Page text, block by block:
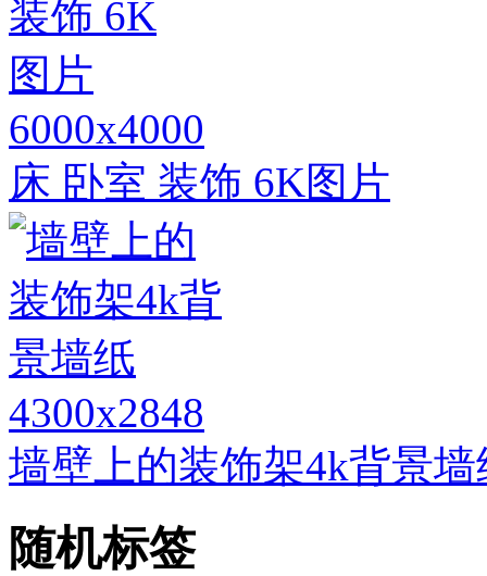
6000x4000
床 卧室 装饰 6K图片
4300x2848
墙壁上的装饰架4k背景墙
随机标签